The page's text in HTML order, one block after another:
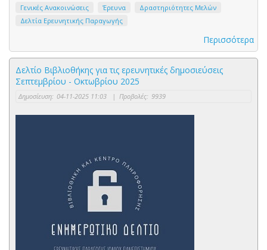
Γενικές Ανακοινώσεις Έρευνα
Δραστηριότητες Μελών
Δελτία Ερευνητικής Παραγωγής
Περισσότερα
Δελτίο Βιβλιοθήκης για τις ερευνητικές δημοσιεύσεις
Σεπτεμβρίου - Οκτωβρίου 2025
Δημοσίευση: 04-11-2025 11:03 | Προβολές: 9939